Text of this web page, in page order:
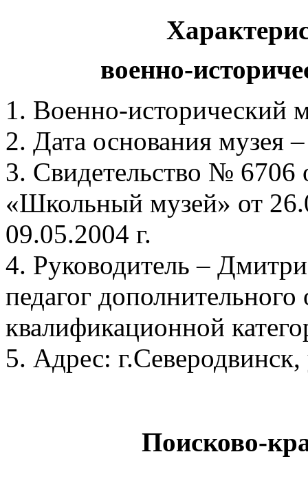
военно-
1. Военно-исторический
2. Дата основания музея
3. Свидетельство № 6706
«Школьный музей» от
09.05.2004 г.
4. Руководитель –
педагог
квалификационной
5. Адрес:
Поисково-